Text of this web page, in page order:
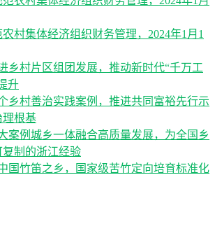
村集体经济组织财务管理，2024年1月1
乡村片区组团发展，推动新时代“千万工
升
乡村善治实践案例，推进共同富裕先行示
理根基
案例城乡一体融合高质量发展，为全国乡
制的浙江经验
竹笛之乡，国家级苦竹定向培育标准化